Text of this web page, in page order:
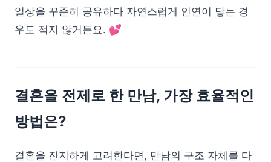
일상을 꾸준히 공유하다 자연스럽게 인연이 닿는 경
우도 적지 않거든요. 💕
결혼을 전제로 한 만남, 가장 효율적인
방법은?
결혼을 진지하게 고려한다면, 만남의 구조 자체를 다